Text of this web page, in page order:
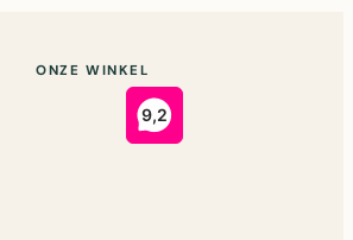
ONZE WINKEL